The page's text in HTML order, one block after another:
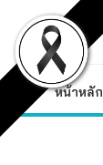
content
หน้าหลัก